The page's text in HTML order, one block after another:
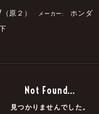
（原２） メーカー: ホンダ
Not Found...
見つかりませんでした。
中古車